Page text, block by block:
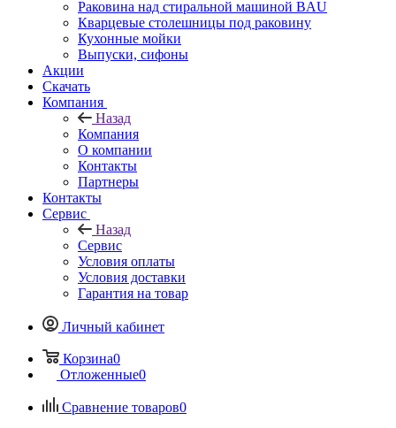
Раковина над стиральной машиной BAU
Кварцевые столешницы под раковину
Кухонные мойки
Выпуски, сифоны
Акции
Скачать
Компания
Назад
Компания
О компании
Контакты
Партнеры
Контакты
Сервис
Назад
Сервис
Условия оплаты
Условия доставки
Гарантия на товар
Личный кабинет
Корзина0
Отложенные0
Сравнение товаров0